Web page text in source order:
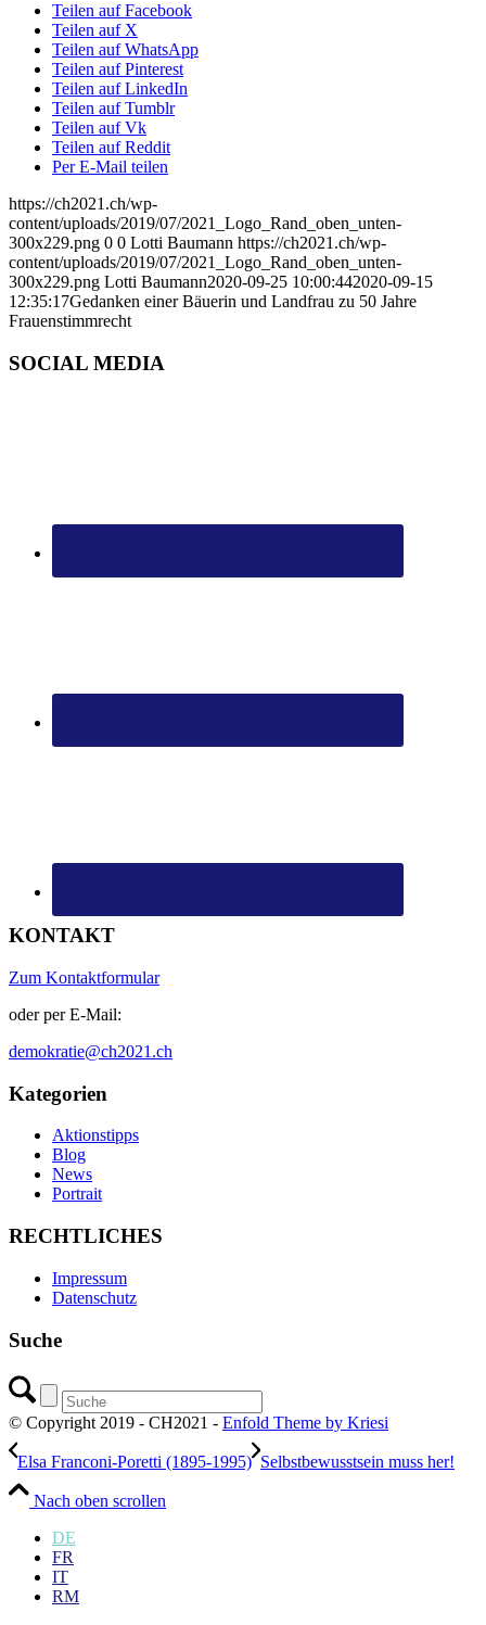
Teilen auf Facebook
Teilen auf X
Teilen auf WhatsApp
Teilen auf Pinterest
Teilen auf LinkedIn
Teilen auf Tumblr
Teilen auf Vk
Teilen auf Reddit
Per E-Mail teilen
https://ch2021.ch/wp-
content/uploads/2019/07/2021_Logo_Rand_oben_unten-
300x229.png 0 0 Lotti Baumann https://ch2021.ch/wp-
content/uploads/2019/07/2021_Logo_Rand_oben_unten-
300x229.png Lotti Baumann2020-09-25 10:00:442020-09-15
12:35:17Gedanken einer Bäuerin und Landfrau zu 50 Jahre
Frauenstimmrecht
SOCIAL MEDIA
KONTAKT
Zum Kontaktformular
oder per E-Mail:
demokratie@ch2021.ch
Kategorien
Aktionstipps
Blog
News
Portrait
RECHTLICHES
Impressum
Datenschutz
Suche
© Copyright 2019 - CH2021 - Enfold Theme by Kriesi
Elsa Franconi-Poretti (1895-1995) Selbstbewusstsein muss her!
Nach oben scrollen
DE
FR
IT
RM